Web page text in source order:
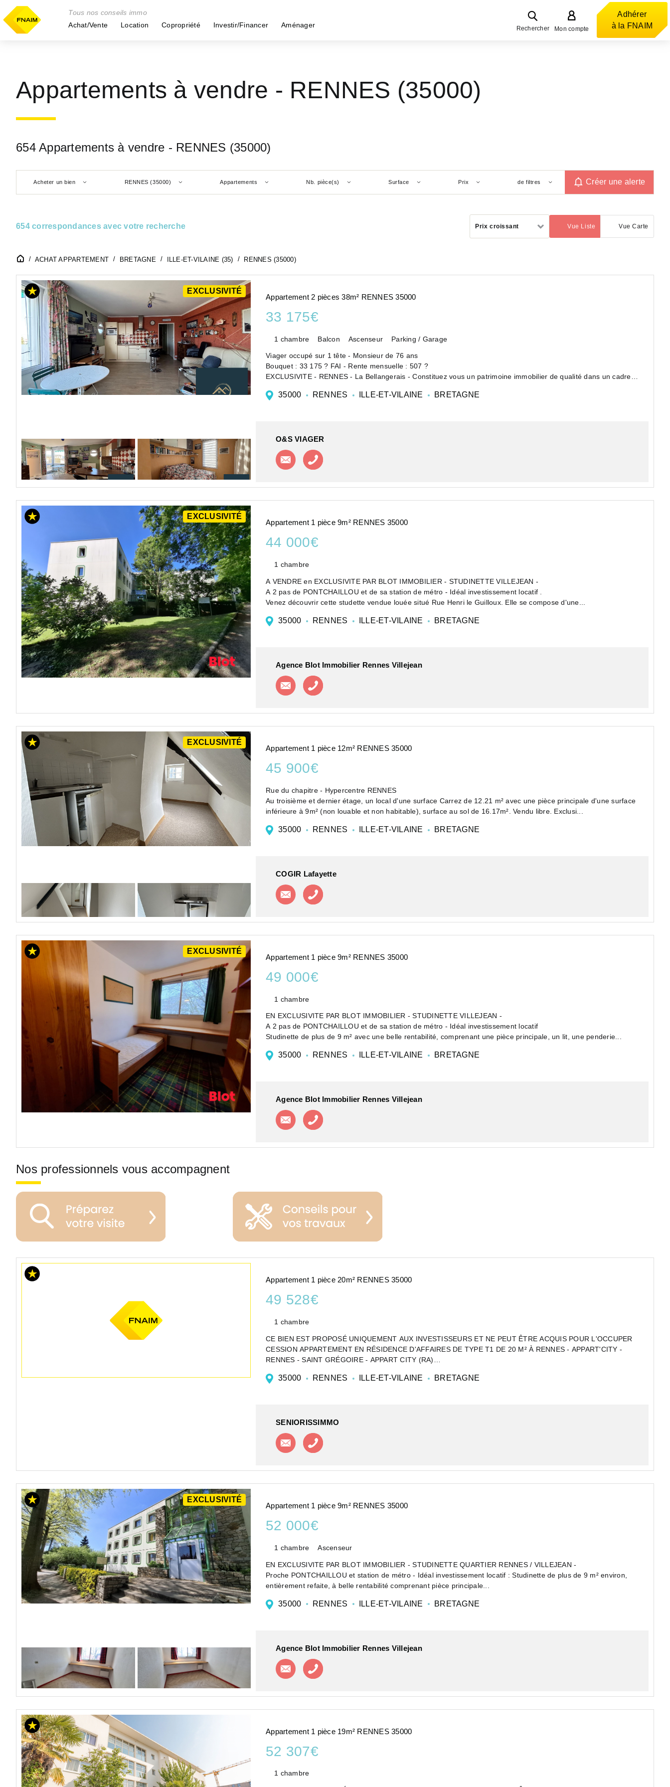
Tous nos conseils immo
Achat/Vente
Location Copropriété Investir/Financer Aménager Rechercher Mon compte
Adhérer
à la FNAIM
Appartements à vendre - RENNES (35000)
654 Appartements à vendre - RENNES (35000)
Acheter un bien RENNES (35000) Appartements Nb. pièce(s) Surface Prix de filtres Créer une alerte
654 correspondances avec votre recherche Prix croissant Vue Liste
(activé) Vue Carte
ACHAT APPARTEMENT BRETAGNE ILLE-ET-VILAINE (35) RENNES (35000)
EXCLUSIVITÉ
Appartement 2 pièces 38m² RENNES 35000
33 175€
1 chambre Balcon Ascenseur Parking / Garage
Viager occupé sur 1 tête - Monsieur de 76 ans
Bouquet : 33 175 ? FAI - Rente mensuelle : 507 ?
EXCLUSIVITE - RENNES - La Bellangerais - Constituez vous un patrimoine immobilier de qualité dans un cadre
Dans une copropriété de 1994,...
35000 RENNES ILLE-ET-VILAINE BRETAGNE
O&S VIAGER
Contacter l'agence
EXCLUSIVITÉ
Appartement 1 pièce 9m² RENNES 35000
44 000€
1 chambre
A VENDRE en EXCLUSIVITE PAR BLOT IMMOBILIER - STUDINETTE VILLEJEAN -
A 2 pas de PONTCHAILLOU et de sa station de métro - Idéal investissement locatif .
Venez découvrir cette studette vendue louée situé Rue Henri le Guilloux. Elle se compose d'une...
35000 RENNES ILLE-ET-VILAINE BRETAGNE
Agence Blot Immobilier Rennes Villejean
Contacter l'agence
EXCLUSIVITÉ
Appartement 1 pièce 12m² RENNES 35000
45 900€
Rue du chapitre - Hypercentre RENNES
Au troisième et dernier étage, un local d'une surface Carrez de 12.21 m² avec une pièce principale d'une surface
inférieure à 9m² (non louable et non habitable), surface au sol de 16.17m². Vendu libre. Exclusi...
35000 RENNES ILLE-ET-VILAINE BRETAGNE
COGIR Lafayette
Contacter l'agence
EXCLUSIVITÉ
Appartement 1 pièce 9m² RENNES 35000
49 000€
1 chambre
EN EXCLUSIVITE PAR BLOT IMMOBILIER - STUDINETTE VILLEJEAN -
A 2 pas de PONTCHAILLOU et de sa station de métro - Idéal investissement locatif
Studinette de plus de 9 m² avec une belle rentabilité, comprenant une pièce principale, un lit, une penderie...
35000 RENNES ILLE-ET-VILAINE BRETAGNE
Agence Blot Immobilier Rennes Villejean
Contacter l'agence
Nos professionnels vous accompagnent
Appartement 1 pièce 20m² RENNES 35000
49 528€
1 chambre
CE BIEN EST PROPOSÉ UNIQUEMENT AUX INVESTISSEURS ET NE PEUT ÊTRE ACQUIS POUR L'OCCUPER
CESSION APPARTEMENT EN RÉSIDENCE D'AFFAIRES DE TYPE T1 DE 20 M² À RENNES - APPART'CITY -
RENNES - SAINT GRÉGOIRE - APPART CITY (RA)
35000 RENNES ILLE-ET-VILAINE BRETAGNE
SENIORISSIMMO
Contacter l'agence
EXCLUSIVITÉ
Appartement 1 pièce 9m² RENNES 35000
52 000€
1 chambre Ascenseur
EN EXCLUSIVITE PAR BLOT IMMOBILIER - STUDINETTE QUARTIER RENNES / VILLEJEAN -
Proche PONTCHAILLOU et station de métro - Idéal investissement locatif : Studinette de plus de 9 m² environ,
entièrement refaite, à belle rentabilité comprenant pièce principale...
35000 RENNES ILLE-ET-VILAINE BRETAGNE
Agence Blot Immobilier Rennes Villejean
Contacter l'agence
Appartement 1 pièce 19m² RENNES 35000
52 307€
1 chambre